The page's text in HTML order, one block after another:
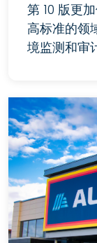
第 10 版更
高标准的领
境监测和审